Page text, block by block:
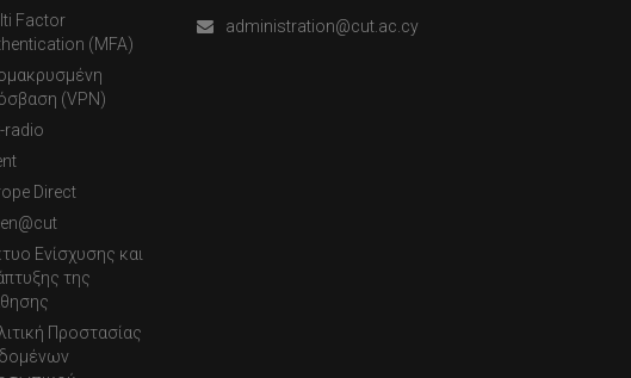
Factor
(MFA)
(VPN)
radio
Direct
Ενίσχυσης και
της
Προστασίας
administration@cut.ac.cy